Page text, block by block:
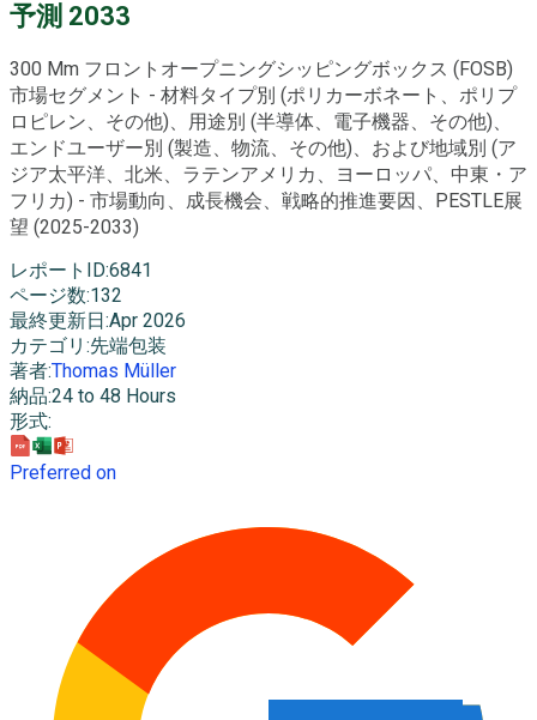
予測 2033
300 Mm フロントオープニングシッピングボックス (FOSB)
市場セグメント - 材料タイプ別 (ポリカーボネート、ポリプ
ロピレン、その他)、用途別 (半導体、電子機器、その他)、
エンドユーザー別 (製造、物流、その他)、および地域別 (ア
ジア太平洋、北米、ラテンアメリカ、ヨーロッパ、中東・ア
フリカ) - 市場動向、成長機会、戦略的推進要因、PESTLE展
望 (2025-2033)
レポートID:6841
ページ数:132
最終更新日 :Apr 2026
カテゴリ :先端包装
著者:Thomas Müller
納品:24 to 48 Hours
形式:
Preferred on